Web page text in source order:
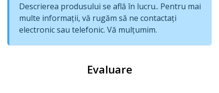
Descrierea produsului se află în lucru.. Pentru mai
multe informații, vă rugăm să ne contactați
electronic sau telefonic. Vă mulțumim.
Evaluare